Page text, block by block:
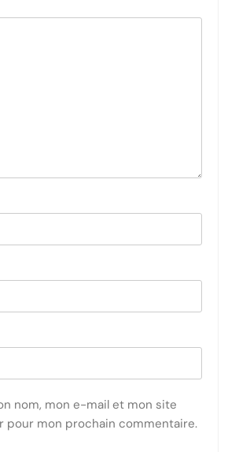
nom, mon e-mail et mon site
pour mon prochain commentaire.